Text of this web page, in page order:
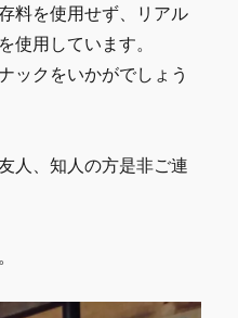
料を使用せず、リアル
使用しています。
ックをいかがでしょう
人、知人の方是非ご連